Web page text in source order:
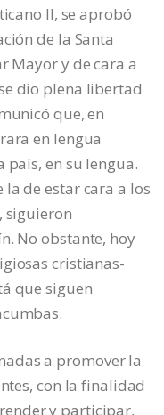
II, se aprobó
de la Santa
Mayor y de cara a
dio plena libertad
que, en
en lengua
país, en su lengua.
de estar cara a los
siguieron
No obstante, hoy
cristianas-
que siguen
a promover la
con la finalidad
y participar,